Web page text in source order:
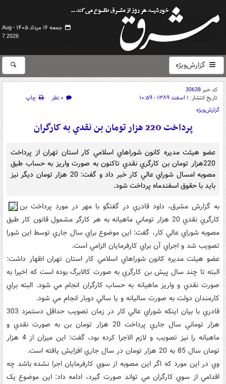
جمعه ۱۶ مرداد ۱۴۰۵ -
Aug
7 2026
گزارش‌ویژه
کد خبر30638
تاریخ انتشار: ۱ اسفند ۱۳۸۹ - ۱۰:۵۹ ۰ نظر
چاپ
گزارش‌ویژه
پرداخت 220 هزار تومان ‌بن ‎نقدي ‎به ‎کارگران
عضو هيئت مديره کانون شوراهاي اسلامي کار استان تهران از پرداخت
220هزار تومان بن کارگري نقدي تاکنون به صورت واريز به حساب طبق
مصوبه امسال شوراي عالي کار خبر داد و گفت: 20 هزار تومان ديگر نيز
بايد با حقوق اسفندماه پرداخت شود.
به گزارش مشرق، داود قادري در گفتگو با مهر در مورد پرداخت بن
کارگري نقدي 20 هزار توماني ماهيانه به هر کارگر مشمول قانون کار طبق
مصوبه شوراي عالي کار، گفت: اين موضوع براي سال جاري توسط اين شورا
تصويب شد و اجراي آن براي کارفرمايان الزامي است.
عضو هيئت مديره کانون شوراهاي اسلامي کار استان تهران اظهار داشت:
البته تا چند سال پيش بن کارگري به صورت کالابرگ بوده است که اخيرا به
صورت نقدي و واريز ماهيانه به حساب کارگران انجام مي شود. البته براي
کارمندان دولت به صورت ساليانه و يا سالي دوبار انجام مي شود.
قادري با بيان اينکه شوراي عالي کار در زمان تصويب حداقل دستمزد 303
هزار توماني سال جاري پرداخت 20 هزار تومان بن به صورت نقدي و
ماهيانه را نيز تصويب و لازم الاجرا کرده بود، گفت: اين ميزان از 4 هزار
تومان سال 85 به 20 هزار تومان در سال جاري افزايش يافته است.
وي در اين مورد که اگر اين مصوبه از سوي کارفرمايان اجرا نشده باشد چه
اقدامي از سوي کارگران مي تواند صورت گيرد، ادامه داد: اين موضوع يک